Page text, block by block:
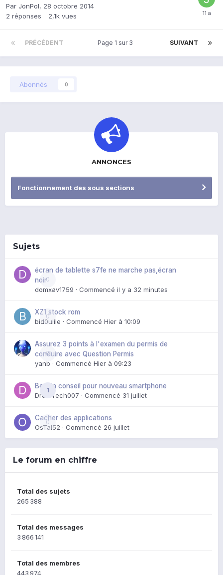
Par JonPol, 28 octobre 2014
2 réponses 2,1k vues
PRÉCÉDENT SUIVANT
Page 1 sur 3
Abonnés 0
ANNONCES
Fonctionnement des sous sections
Sujets
0
écran de tablette s7fe ne marche pas,écran
noir
domxav1759 · Commencé il y a 32 minutes
0
XZ1 stock rom
bid0uille · Commencé Hier à 10:09
0
Assurez 3 points à l'examen du permis de
conduire avec Question Permis
yanb · Commencé Hier à 09:23
1
Besoin conseil pour nouveau smartphone
DroidTech007 · Commencé 31 juillet
0
Cacher des applications
OsTal52 · Commencé 26 juillet
Le forum en chiffre
Total des sujets
265 388
Total des messages
3 866 141
Total des membres
443 974